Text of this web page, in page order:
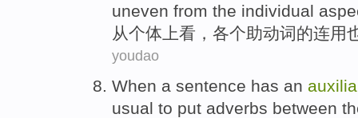
uneven from the individual
从个体 上看， 各个助动词的连用
youdao
When a sentence has an
usual to put adverbs between